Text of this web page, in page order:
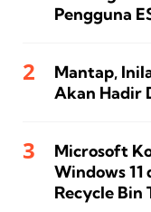
Pengguna
Mantap,
Akan Hadir
Microsoft
Windows 11
Recycle Bin